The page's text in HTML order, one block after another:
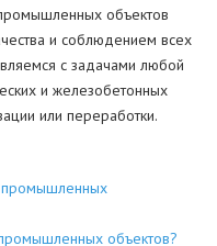
объектов
и соблюдением всех
с задачами любой
и железобетонных
или переработки.
промышленных
объектов?